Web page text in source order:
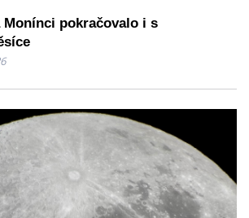
Monínci pokračovalo i s